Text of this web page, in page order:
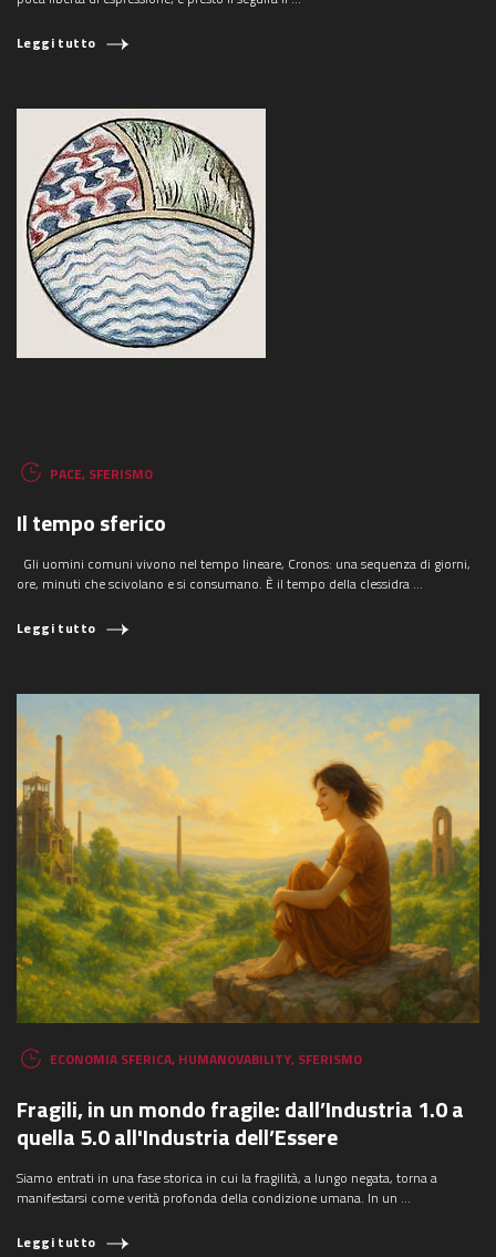
Leggi tutto
PACE, SFERISMO
Il tempo sferico
Gli uomini comuni vivono nel tempo lineare, Cronos: una sequenza di giorni,
ore, minuti che scivolano e si consumano. È il tempo della clessidra ...
Leggi tutto
ECONOMIA SFERICA, HUMANOVABILITY, SFERISMO
Fragili, in un mondo fragile: dall’Industria 1.0 a
quella 5.0 all'Industria dell’Essere
Siamo entrati in una fase storica in cui la fragilità, a lungo negata, torna a
manifestarsi come verità profonda della condizione umana. In un ...
Leggi tutto